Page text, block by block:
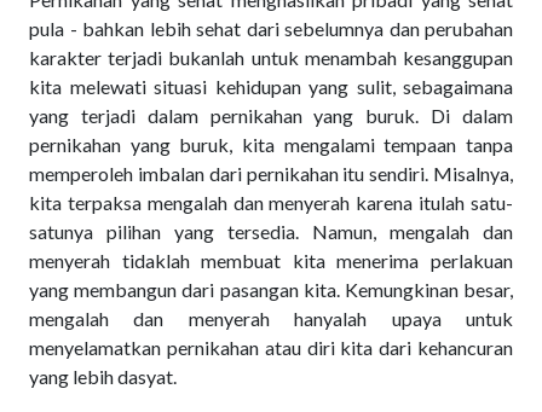
pula - bahkan lebih sehat dari sebelumnya dan perubahan
karakter terjadi bukanlah untuk menambah kesanggupan
kita melewati situasi kehidupan yang sulit, sebagaimana
yang terjadi dalam pernikahan yang buruk. Di dalam
pernikahan yang buruk, kita mengalami tempaan tanpa
memperoleh imbalan dari pernikahan itu sendiri. Misalnya,
kita terpaksa mengalah dan menyerah karena itulah satu-
satunya pilihan yang tersedia. Namun, mengalah dan
menyerah tidaklah membuat kita menerima perlakuan
yang membangun dari pasangan kita. Kemungkinan besar,
mengalah dan menyerah hanyalah upaya untuk
menyelamatkan pernikahan atau diri kita dari kehancuran
yang lebih dasyat.